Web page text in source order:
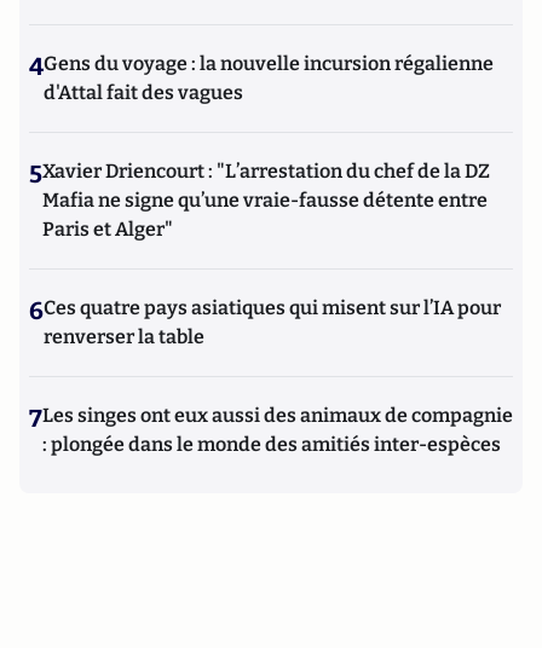
4Gens du voyage : la nouvelle incursion régalienne
d'Attal fait des vagues
5Xavier Driencourt : "L’arrestation du chef de la DZ
Mafia ne signe qu’une vraie-fausse détente entre
Paris et Alger"
6Ces quatre pays asiatiques qui misent sur l’IA pour
renverser la table
7Les singes ont eux aussi des animaux de compagnie
: plongée dans le monde des amitiés inter-espèces